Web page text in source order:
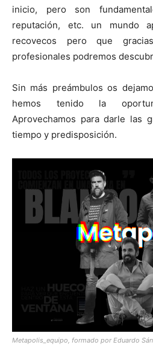
inicio, pero son
reputación, etc. un mundo
recovecos pero que
profesionales podremos
Sin más preámbulos os
hemos tenido la
Aprovechamos para darle las
tiempo y predisposición.
Metapolis_equipo, formado por Eduardo